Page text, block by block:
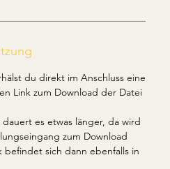
du direkt im Anschluss eine
Link zum Download der Datei
dauert es etwas länger, da wird
zum Download
sich dann ebenfalls in